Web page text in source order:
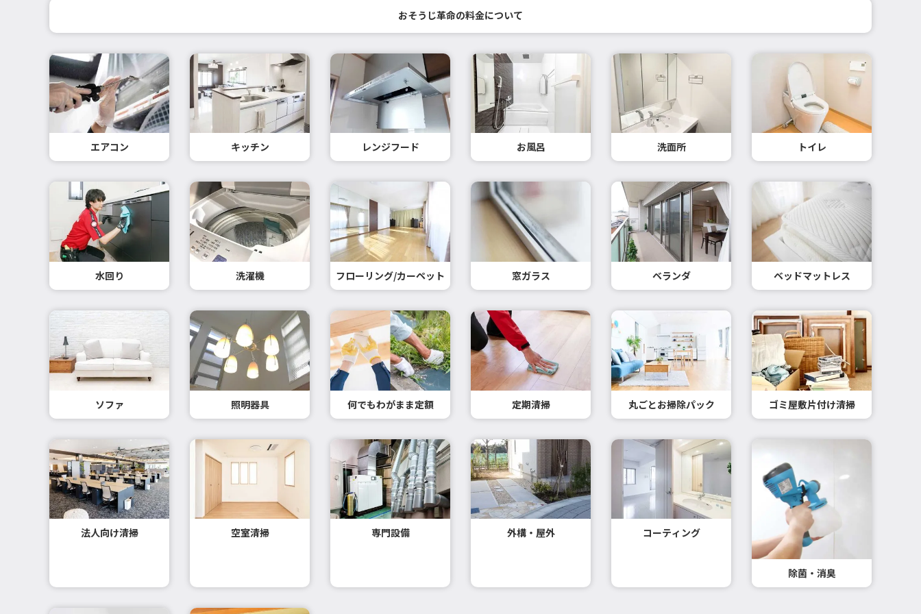
おそうじ革命の料金について
エアコン キッチン レンジフード お風呂 洗面所 トイレ
水回り 洗濯機 フローリング/カーペット 窓ガラス ベランダ ベッドマットレス
ソファ 照明器具 何でもわがまま定額 定期清掃 丸ごとお掃除パック ゴミ屋敷片付け清掃
法人向け清掃 空室清掃 専門設備 外構・屋外 コーティング
除菌・消臭